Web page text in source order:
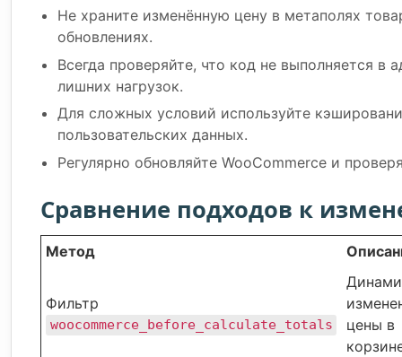
Не храните изменённую цену в метаполях
обновлениях.
Всегда проверяйте, что код не выполняется в
лишних нагрузок.
Для сложных условий используйте
пользовательских данных.
Регулярно обновляйте WooCommerce и
Сравнение подходов к
Метод
Фильтр
woocommerce_before_calculate_totals
цены в